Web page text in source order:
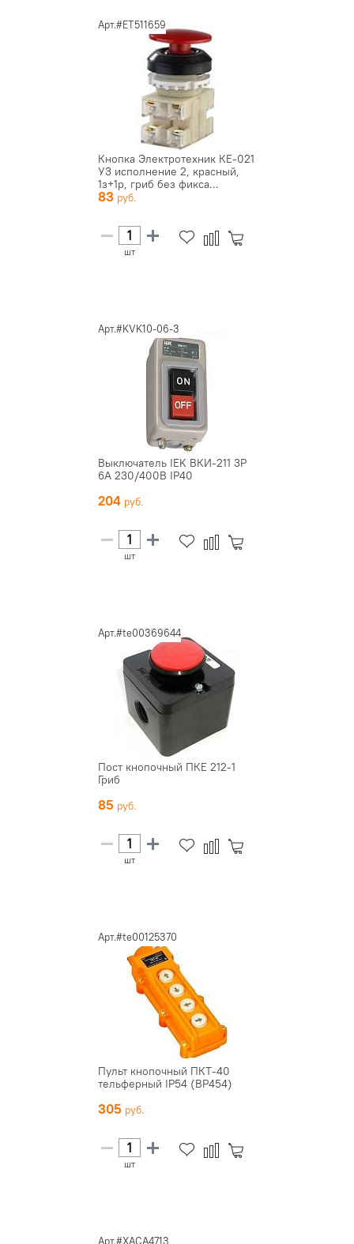
Арт.#ET511659
Кнопка Электротехник КЕ-021
У3 исполнение 2, красный,
1з+1р, гриб без фикса...
83
шт
Арт.#KVK10-06-3
Выключатель IEK ВКИ-211 3P
6A 230/400B IP40
204
шт
Арт.#te00369644
Пост кнопочный ПКЕ 212-1
Гриб
85
шт
Арт.#te00125370
Пульт кнопочный ПКТ-40
тельферный IP54 (BP454)
305
шт
Арт.#XACA4713